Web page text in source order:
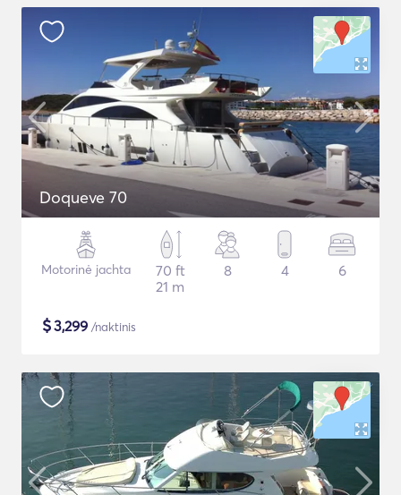
Doqueve 70
Motorinė jachta
70 ft
21 m
8 4 6
$3,299 /naktinis